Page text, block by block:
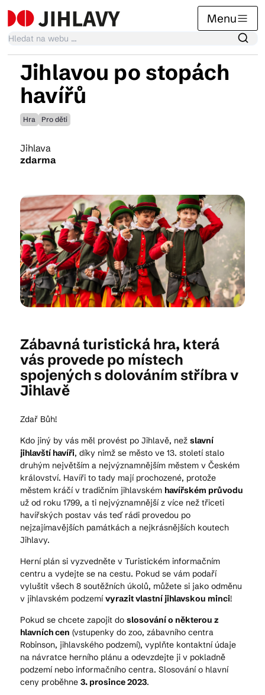
Menu
Kalendář akcí
Tradiční akce
Suvenýry
Praktické info
Kam vyrazit
CS EN DE
Jihlavou po stopách
havířů
Hra Pro děti
Jihlava
zdarma
Zábavná turistická hra, která
vás provede po místech
spojených s dolováním stříbra v
Jihlavě
Zdař Bůh!
Kdo jiný by vás měl provést po Jihlavě, než slavní
jihlavští havíři, díky nimž se město ve 13. století stalo
druhým největším a nejvýznamnějším městem v Českém
království. Havíři to tady mají prochozené, protože
městem kráčí v tradičním jihlavském havířském průvodu
už od roku 1799, a ti nejvýznamnější z více než třiceti
havířských postav vás teď rádi provedou po
nejzajímavějších památkách a nejkrásnějších koutech
Jihlavy.
Herní plán si vyzvedněte v Turistickém informačním
centru a vydejte se na cestu. Pokud se vám podaří
vyluštit všech 8 soutěžních úkolů, můžete si jako odměnu
v jihlavském podzemívyrazit vlastní jihlavskou minci!
Pokud se chcete zapojit do slosování o některou z
hlavních cen (vstupenky do zoo, zábavního centra
Robinson, jihlavského podzemí), vyplňte kontaktní údaje
na návratce herního plánu a odevzdejte ji v pokladně
podzemí nebo informačního centra. Slosování o hlavní
ceny proběhne 3. prosince 2023.